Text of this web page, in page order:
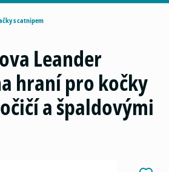
s catnipem
Leander
hraní pro kočky
a špaldovými